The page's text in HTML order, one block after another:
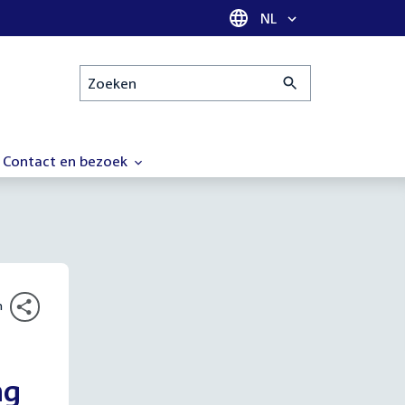
Taal selectie
NL
Zoeken
Contact en bezoek